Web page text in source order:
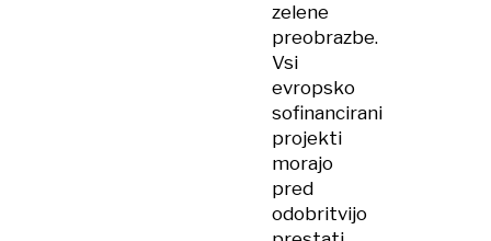
zelene
preobrazbe.
Vsi
evropsko
sofinancirani
projekti
morajo
pred
odobritvijo